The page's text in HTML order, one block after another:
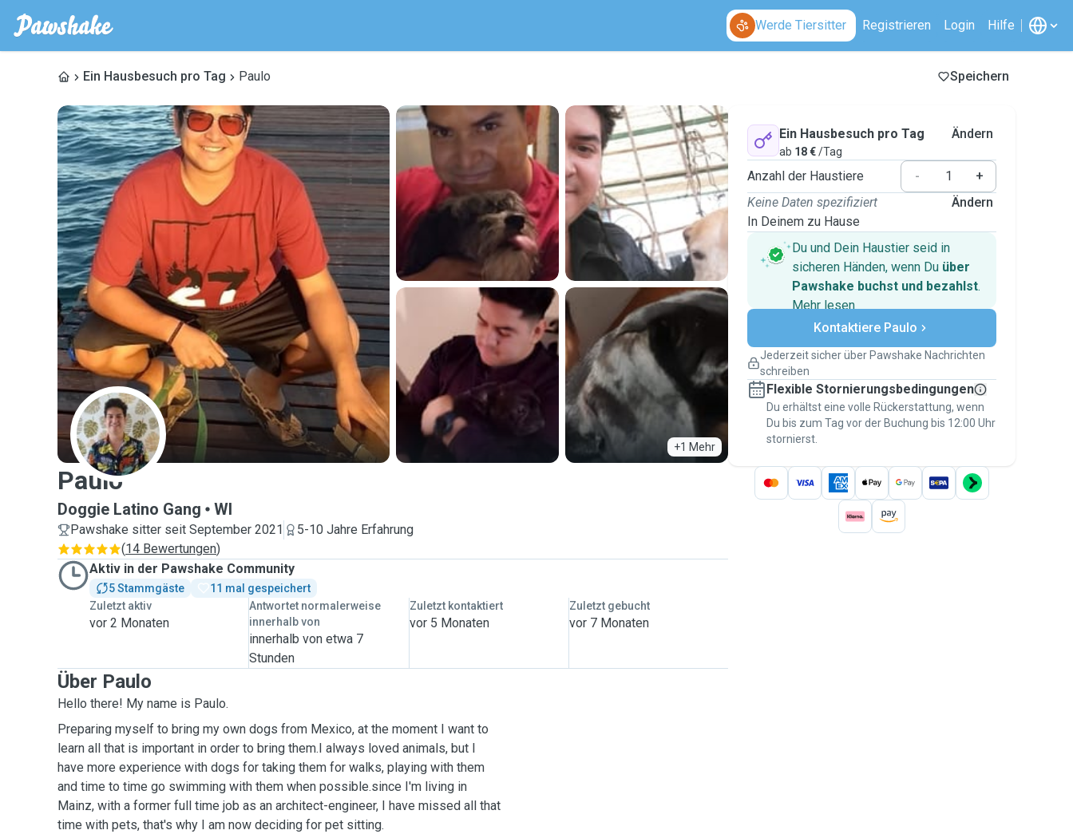
Werde Tiersitter Registrieren Login Hilfe
Ein Hausbesuch pro Tag Paulo Speichern
+1 Mehr
P
Paulo
Doggie Latino Gang WI
Pawshake sitter seit September 2021
5-10 Jahre Erfahrung
(14 Bewertungen)
Aktiv in der Pawshake Community
5 Stammgäste
11 mal gespeichert
Zuletzt aktiv
vor 2 Monaten
Antwortet normalerweise
innerhalb von
innerhalb von etwa 7
Stunden
Zuletzt kontaktiert
vor 5 Monaten
Zuletzt gebucht
vor 7 Monaten
Über Paulo
Hello there! My name is Paulo.
Preparing myself to bring my own dogs from Mexico, at the moment I want to
learn all that is important in order to bring them.I always loved animals, but I
have more experience with dogs for taking them for walks, playing with them
and time to time go swimming with them when possible.since I'm living in
Mainz, with a former full time job as an architect-engineer, I have missed all that
time with pets, that's why I am now deciding for pet sitting.
Ein Hausbesuch pro Tag
ab 18 €/Tag
Ändern
Anzahl der Haustiere -
+
Keine Daten spezifiziert
In Deinem zu Hause
Ändern
Du und Dein Haustier seid in
sicheren Händen, wenn Du über
Pawshake buchst und bezahlst.
Mehr lesenSichere Zahlungen
Unterstützung, falls sich Deine
Versicherte Buchungen
Erledige alles über Pawshake – von der
ersten Nachricht bis zur Bezahlung –, um
über die Pawshake-Garantieabgesichert zu
sein
Kontaktiere Paulo
Jederzeit sicher über Pawshake Nachrichten
schreiben
Flexible Stornierungsbedingungen
Du erhältst eine volle Rückerstattung, wenn
Du bis zum Tag vor der Buchung bis 12:00 Uhr
stornierst.